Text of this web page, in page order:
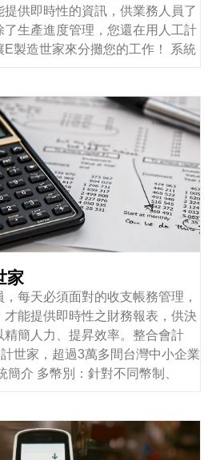
供即時性的資訊，供業務人員了
生產進度管理，您還在用人工計
製造世家來分攤您的工作！ 系統
家
每天必須面對的收支帳務管理，
才能提供即時性之財務報表，供決
簡人力、提昇效率。整合會計
世家，超過3萬多間台灣中小企業
簡介 多幣別：針對不同幣制、